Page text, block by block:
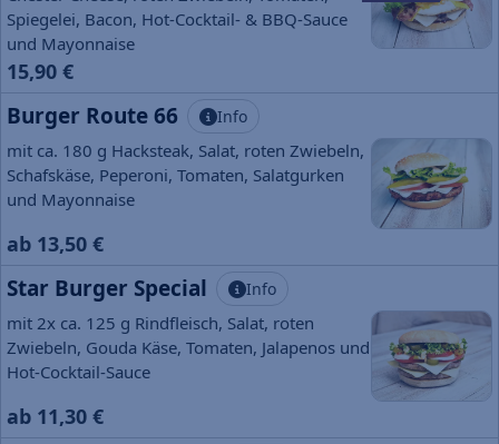
Spiegelei, Bacon, Hot-Cocktail- & BBQ-Sauce
und Mayonnaise
15,90 €
Burger Route 66 Info
mit ca. 180 g Hacksteak, Salat, roten Zwiebeln,
Schafskäse, Peperoni, Tomaten, Salatgurken
und Mayonnaise
ab 13,50 €
Star Burger Special Info
mit 2x ca. 125 g Rindfleisch, Salat, roten
Zwiebeln, Gouda Käse, Tomaten, Jalapenos und
Hot-Cocktail-Sauce
ab 11,30 €